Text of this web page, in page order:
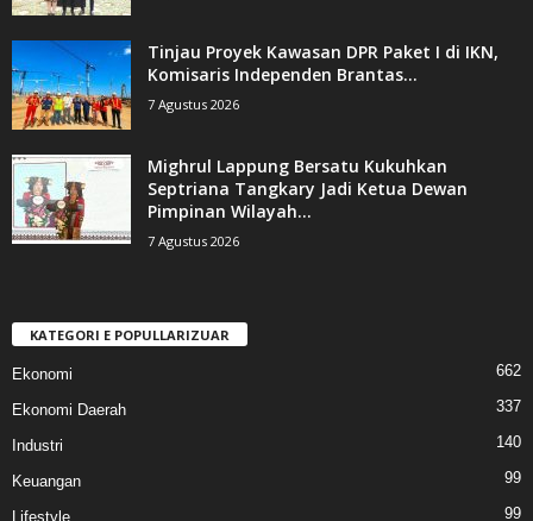
Tinjau Proyek Kawasan DPR Paket I di IKN,
Komisaris Independen Brantas...
7 Agustus 2026
Mighrul Lappung Bersatu Kukuhkan
Septriana Tangkary Jadi Ketua Dewan
Pimpinan Wilayah...
7 Agustus 2026
KATEGORI E POPULLARIZUAR
Ekonomi 662
Ekonomi Daerah 337
Industri 140
Keuangan 99
Lifestyle 99